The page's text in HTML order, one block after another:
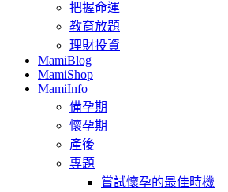
把握命運
教育放題
理財投資
MamiBlog
MamiShop
MamiInfo
備孕期
懷孕期
產後
專題
嘗試懷孕的最佳時機